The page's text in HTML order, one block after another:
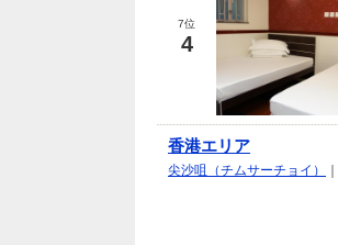
7位
4
香港エリア
尖沙咀（チムサーチョイ）